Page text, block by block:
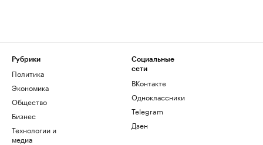
Рубрики
Политика
Экономика
Общество
Бизнес
Технологии и
медиа
Социальные
сети
ВКонтакте
Одноклассники
Telegram
Дзен